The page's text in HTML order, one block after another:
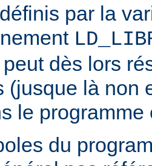
par la
dès lors
(jusque là non
le programme
du